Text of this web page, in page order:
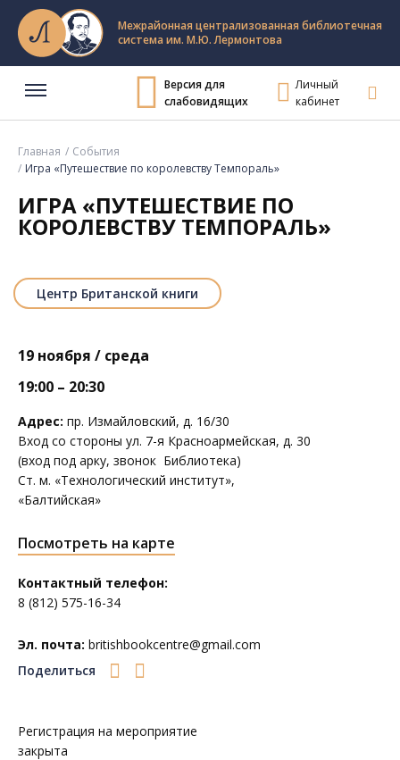
Межрайонная централизованная библиотечная
система им. М.Ю. Лермонтова
Версия для
слабовидящих
Личный
кабинет
Главная
События
Игра «Путешествие по королевству Темпораль»
ИГРА «ПУТЕШЕСТВИЕ ПО
КОРОЛЕВСТВУ ТЕМПОРАЛЬ»
Центр Британской книги
19 ноября / среда
19:00 – 20:30
Адрес: пр. Измайловский, д. 16/30
Вход со стороны ул. 7-я Красноармейская, д. 30
(вход под арку, звонок Библиотека)
Ст. м. «Технологический институт»,
«Балтийская»
Посмотреть на карте
Контактный телефон:
8 (812) 575-16-34
Эл. почта: britishbookcentre@gmail.com
Поделиться
Регистрация на мероприятие
закрыта